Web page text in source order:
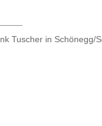
Tuscher in Schönegg/